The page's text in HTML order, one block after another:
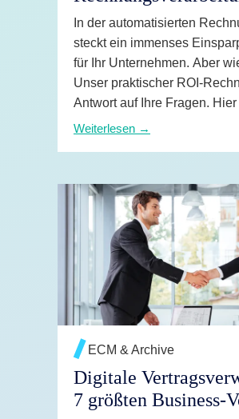
In der automatisierten
steckt ein immenses
für Ihr Unternehmen. Aber
Unser praktischer ROI-
Antwort auf Ihre Fragen.
mehr.
Weiterlesen →
ECM & Archive
Digitale
7 größten Business-